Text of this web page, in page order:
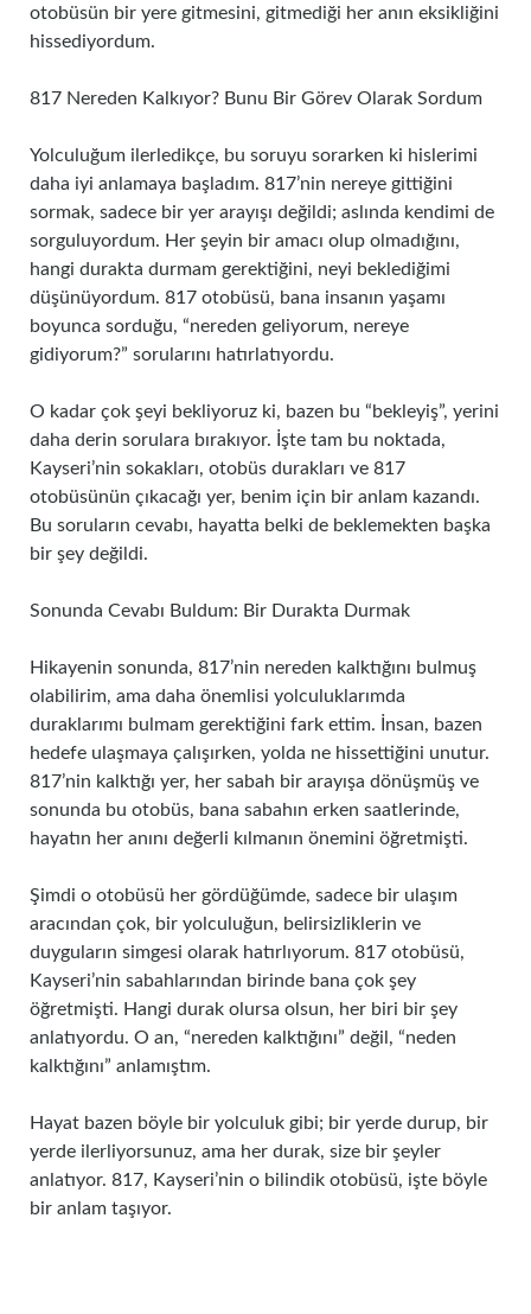
otobüsün bir yere gitmesini, gitmediği her anın eksikliğini
hissediyordum.
817 Nereden Kalkıyor? Bunu Bir Görev Olarak Sordum
Yolculuğum ilerledikçe, bu soruyu sorarken ki hislerimi
daha iyi anlamaya başladım. 817’nin nereye gittiğini
sormak, sadece bir yer arayışı değildi; aslında kendimi de
sorguluyordum. Her şeyin bir amacı olup olmadığını,
hangi durakta durmam gerektiğini, neyi beklediğimi
düşünüyordum. 817 otobüsü, bana insanın yaşamı
boyunca sorduğu, “nereden geliyorum, nereye
gidiyorum?” sorularını hatırlatıyordu.
O kadar çok şeyi bekliyoruz ki, bazen bu “bekleyiş”, yerini
daha derin sorulara bırakıyor. İşte tam bu noktada,
Kayseri’nin sokakları, otobüs durakları ve 817
otobüsünün çıkacağı yer, benim için bir anlam kazandı.
Bu soruların cevabı, hayatta belki de beklemekten başka
bir şey değildi.
Sonunda Cevabı Buldum: Bir Durakta Durmak
Hikayenin sonunda, 817’nin nereden kalktığını bulmuş
olabilirim, ama daha önemlisi yolculuklarımda
duraklarımı bulmam gerektiğini fark ettim. İnsan, bazen
hedefe ulaşmaya çalışırken, yolda ne hissettiğini unutur.
817’nin kalktığı yer, her sabah bir arayışa dönüşmüş ve
sonunda bu otobüs, bana sabahın erken saatlerinde,
hayatın her anını değerli kılmanın önemini öğretmişti.
Şimdi o otobüsü her gördüğümde, sadece bir ulaşım
aracından çok, bir yolculuğun, belirsizliklerin ve
duyguların simgesi olarak hatırlıyorum. 817 otobüsü,
Kayseri’nin sabahlarından birinde bana çok şey
öğretmişti. Hangi durak olursa olsun, her biri bir şey
anlatıyordu. O an, “nereden kalktığını” değil, “neden
kalktığını” anlamıştım.
Hayat bazen böyle bir yolculuk gibi; bir yerde durup, bir
yerde ilerliyorsunuz, ama her durak, size bir şeyler
anlatıyor. 817, Kayseri’nin o bilindik otobüsü, işte böyle
bir anlam taşıyor.